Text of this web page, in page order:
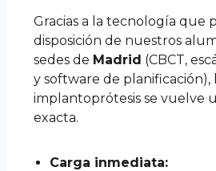
Gracias a la tecnología que
disposición de nuestros
sedes de Madrid (CBCT,
y software de planificación),
implantoprótesis se vuelve
exacta.
Carga inmediata: